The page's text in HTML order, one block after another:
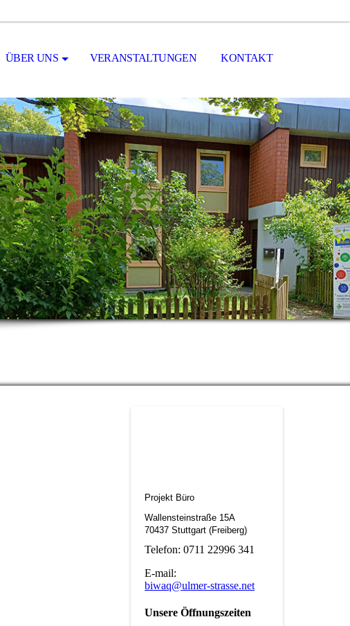
ÜBER UNS VERANSTALTUNGEN KONTAKT
Projekt Büro
Wallensteinstraße 15A
70437 Stuttgart (Freiberg)
Telefon: 0711 22996 341
E-mail:
biwaq@ulmer-strasse.net
Unsere Öffnungszeiten